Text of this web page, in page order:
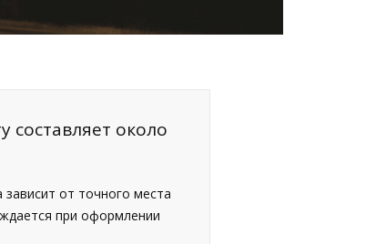
составляет около
зависит от точного места
при оформлении